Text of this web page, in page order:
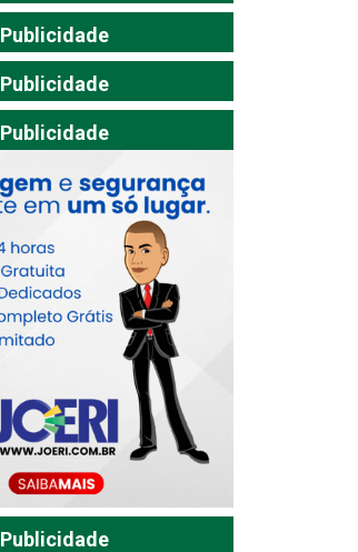
Publicidade
Publicidade
Publicidade
Publicidade